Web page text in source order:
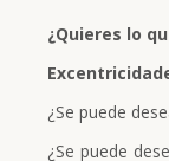
¿Quieres lo
¿Se puede
¿Se puede